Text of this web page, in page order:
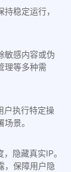
稳定运行，
敏感内容或伪
理等多种需
户执行特定操
景。
隐藏真实IP。
，保障用户隐